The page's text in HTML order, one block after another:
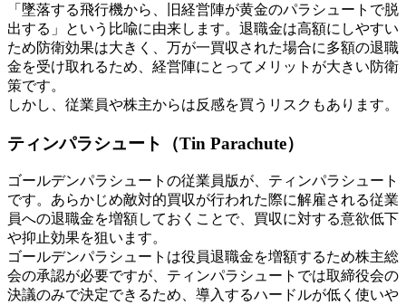
「墜落する飛行機から、旧経営陣が黄金のパラシュートで脱
出する」という比喩に由来します。退職金は高額にしやすい
ため防衛効果は大きく、万が一買収された場合に多額の退職
金を受け取れるため、経営陣にとってメリットが大きい防衛
策です。
しかし、従業員や株主からは反感を買うリスクもあります。
ティンパラシュート（Tin Parachute）
ゴールデンパラシュートの従業員版が、ティンパラシュート
です。あらかじめ敵対的買収が行われた際に解雇される従業
員への退職金を増額しておくことで、買収に対する意欲低下
や抑止効果を狙います。
ゴールデンパラシュートは役員退職金を増額するため株主総
会の承認が必要ですが、ティンパラシュートでは取締役会の
決議のみで決定できるため、導入するハードルが低く使いや